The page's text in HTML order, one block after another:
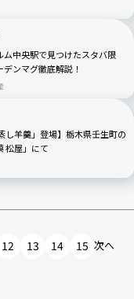
ム中央駅で見つけたスタバ限
ンマグ徹底解説！
し羊羹」登場】栃木県壬生町の
松屋」にて
12 13 14 15 次へ